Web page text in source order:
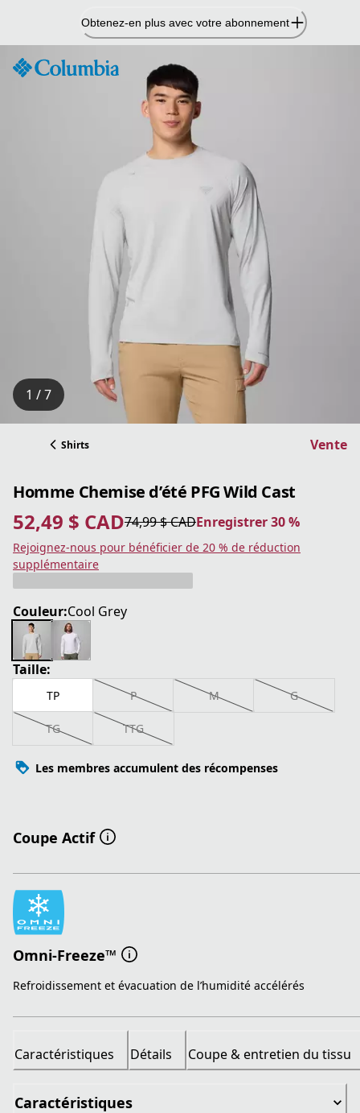
contenu
Obtenez-en plus avec votre abonnement
1 / 7
Shirts Vente
Homme Chemise d’été PFG Wild Cast
52,49 $ CAD
prix actuel 52,49 $ CAD74,99 $ CAD
prix original 74,99 $ CAD Enregistrer 30 %
Enregistrer 30 %
Rejoignez-nous pour bénéficier de 20 % de réduction
supplémentaire
Couleur:Cool Grey
Taille:
TP P M G
TG TTG
Les membres accumulent des récompenses
Coupe Actif
Omni-Freeze™
Refroidissement et évacuation de l’humidité accélérés
Caractéristiques Détails Coupe & entretien du tissu
Caractéristiques